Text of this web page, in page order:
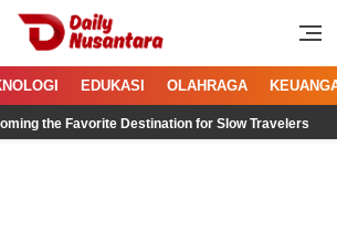
Daily Nusantara
Fakta, Menginspirasi
EDUKASI OLAHRAGA
the Favorite Destination for Slow Travelers